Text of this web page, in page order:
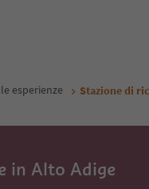
esperienze Stazione di
in Alto Adige